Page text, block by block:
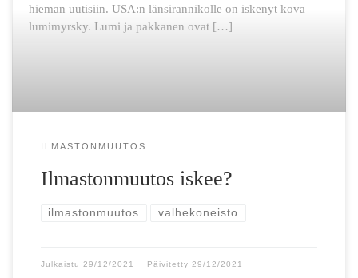
hieman uutisiin. USA:n länsirannikolle on iskenyt kova
lumimyrsky. Lumi ja pakkanen ovat […]
ILMASTONMUUTOS
Ilmastonmuutos iskee?
ilmastonmuutos valhekoneisto
Julkaistu 29/12/2021 Päivitetty 29/12/2021